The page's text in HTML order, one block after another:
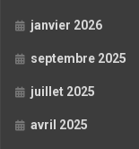
janvier 2026
septembre 2025
juillet 2025
avril 2025